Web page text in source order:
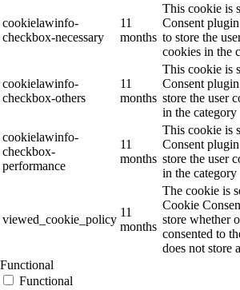
cookielawinfo-
checkbox-necessary
11
months
This cookie is
Consent
to store the
cookies in the
cookielawinfo-
checkbox-others
11
months
This cookie is
Consent
store the user
in the
cookielawinfo-
checkbox-
performance
11
months
This cookie is
Consent
store the user
in the
viewed_cookie_policy
11
months
The cookie is
Cookie
store whether
consented to
does not store
Functional
Functional